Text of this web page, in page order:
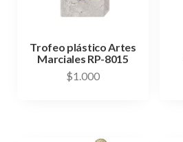
Trofeo plástico Artes
Marciales RP-8015
$1.000